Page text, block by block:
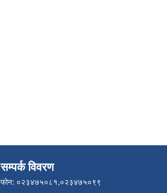
सम्पर्क विवरण
फोन: ०२३४७५०८१,०२३४७५०९९